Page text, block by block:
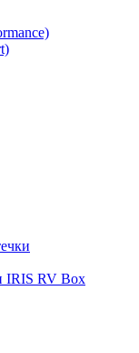
IRIS RV Box